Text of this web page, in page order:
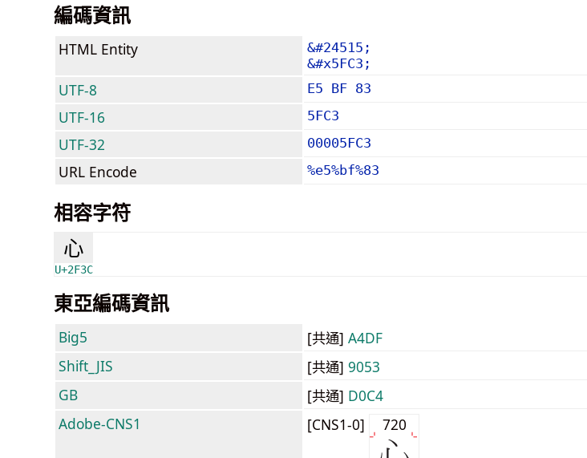
編碼資訊
HTML Entity
&#24515;
&#x5FC3;
UTF-8 E5 BF 83
UTF-16 5FC3
UTF-32 00005FC3
URL Encode %e5%bf%83
相容字符
⼼
U+2F3C
東亞編碼資訊
Big5 [共通] A4DF
Shift_JIS
[共通] 9053
GB
[共通] D0C4
Adobe-CNS1
[CNS1-0] 720